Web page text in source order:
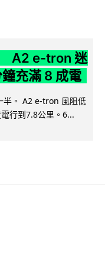
A2 e-tron 迷
充滿 8 成電
半。 A2 e-tron 風阻低
行到7.8公里。6...